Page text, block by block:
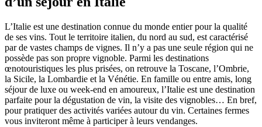
L’Italie est une destination connue du monde entier pour la qualité
de ses vins. Tout le territoire italien, du nord au sud, est caractérisé
par de vastes champs de vignes. Il n’y a pas une seule région qui ne
possède pas son propre vignoble. Parmi les destinations
œnotouristiques les plus prisées, on retrouve la Toscane, l’Ombrie,
la Sicile, la Lombardie et la Vénétie. En famille ou entre amis, long
séjour de luxe ou week-end en amoureux, l’Italie est une destination
parfaite pour la dégustation de vin, la visite des vignobles… En bref,
pour pratiquer des activités variées autour du vin. Certaines fermes
vous inviteront même à participer à leurs vendanges.